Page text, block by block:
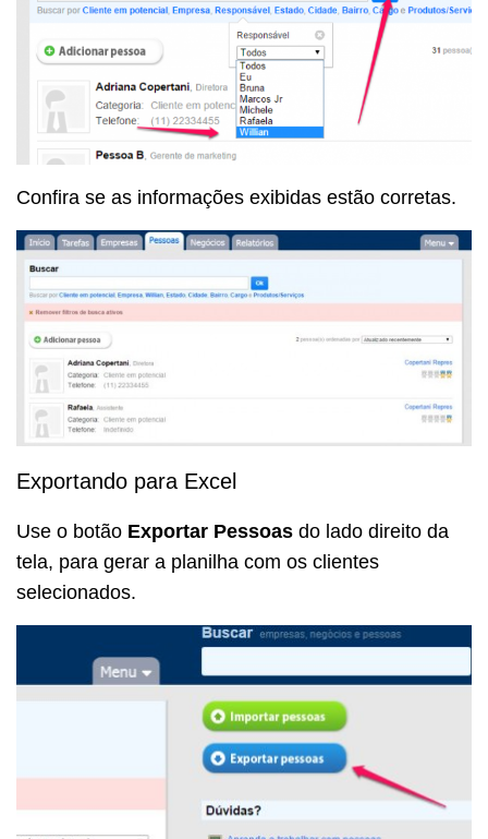
Confira se as informações exibidas estão corretas.
Exportando para Excel
Use o botão Exportar Pessoas do lado direito da
tela, para gerar a planilha com os clientes
selecionados.